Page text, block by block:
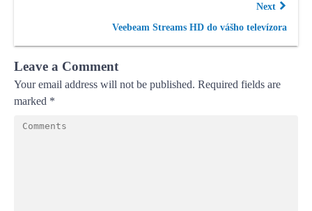
Next
Veebeam Streams HD do vášho televízora
Leave a Comment
Your email address will not be published. Required fields are
marked *